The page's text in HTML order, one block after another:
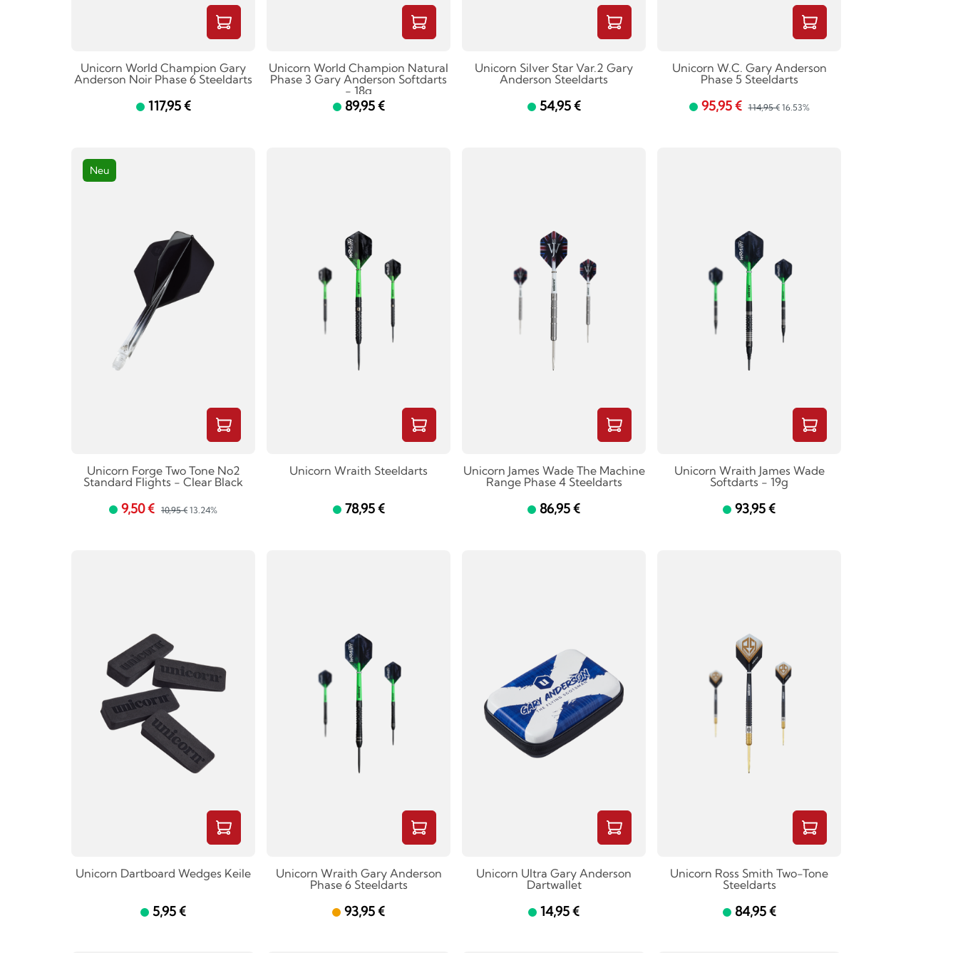
Unicorn World Champion Gary
Anderson Noir Phase 6 Steeldarts
117,95 €
Unicorn World Champion Natural
Phase 3 Gary Anderson Softdarts
- 18g
89,95 €
Unicorn Silver Star Var.2 Gary
Anderson Steeldarts
54,95 €
Unicorn W.C. Gary Anderson
Phase 5 Steeldarts
95,95 € 114,95 € 16.53%
Neu
Unicorn Forge Two Tone No2
Standard Flights - Clear Black
9,50 € 10,95 € 13.24%
Unicorn Wraith Steeldarts
78,95 €
Unicorn James Wade The Machine
Range Phase 4 Steeldarts
86,95 €
Unicorn Wraith James Wade
Softdarts - 19g
93,95 €
Unicorn Dartboard Wedges Keile
5,95 €
Unicorn Wraith Gary Anderson
Phase 6 Steeldarts
93,95 €
Unicorn Ultra Gary Anderson
Dartwallet
14,95 €
Unicorn Ross Smith Two-Tone
Steeldarts
84,95 €